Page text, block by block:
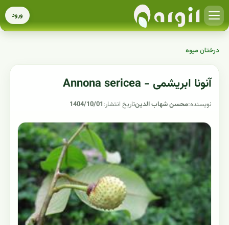
ورود
درختان میوه
آنونا ابریشمی - Annona sericea
نویسنده:محسن شهاب الدینتاریخ انتشار:1404/10/01